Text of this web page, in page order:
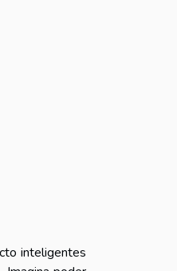
inteligentes